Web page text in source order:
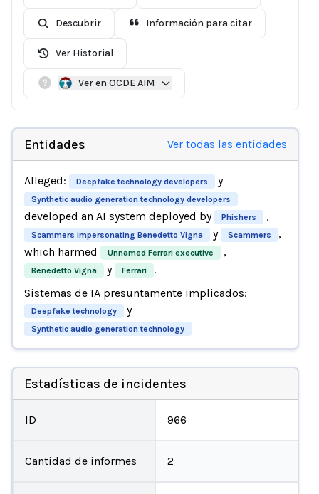
Descubrir Información para citar
Ver Historial
Ver en OCDE AIM
Entidades Ver todas las entidades
Alleged: Deepfake technology developers y
Synthetic audio generation technology developers
developed an AI system deployed by Phishers ,
Scammers impersonating Benedetto Vigna y Scammers
,
which harmed
Unnamed Ferrari executive ,
Benedetto Vigna y Ferrari
.
Sistemas de IA presuntamente implicados:
Deepfake technology y
Synthetic audio generation technology
Estadísticas de incidentes
ID 966
Cantidad de informes 2